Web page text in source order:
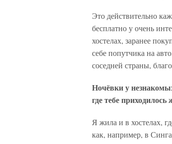
Это действительно
бесплатно у очень
хостелах, заранее
себе попутчика на
соседней страны,
Ночёвки у
где тебе приходилось
Я жила и в хостелах,
как, например, в